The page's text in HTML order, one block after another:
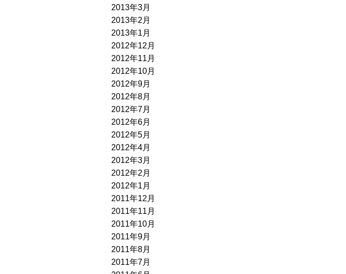
2013年3月
2013年2月
2013年1月
2012年12月
2012年11月
2012年10月
2012年9月
2012年8月
2012年7月
2012年6月
2012年5月
2012年4月
2012年3月
2012年2月
2012年1月
2011年12月
2011年11月
2011年10月
2011年9月
2011年8月
2011年7月